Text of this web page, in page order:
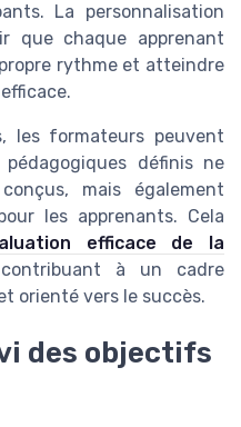
La personnalisation
que chaque apprenant
rythme et atteindre
les formateurs peuvent
définis ne
mais également
les apprenants. Cela
efficace de la
à un cadre
orienté vers le succès.
des objectifs